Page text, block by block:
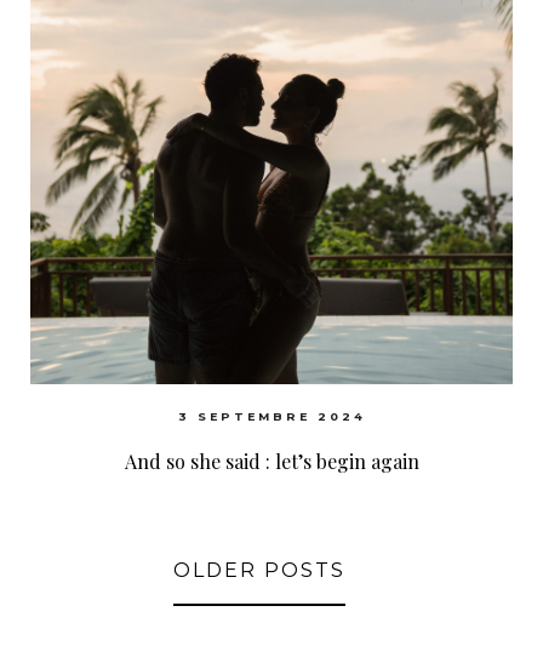
3 SEPTEMBRE 2024
And so she said : let’s begin again
OLDER POSTS